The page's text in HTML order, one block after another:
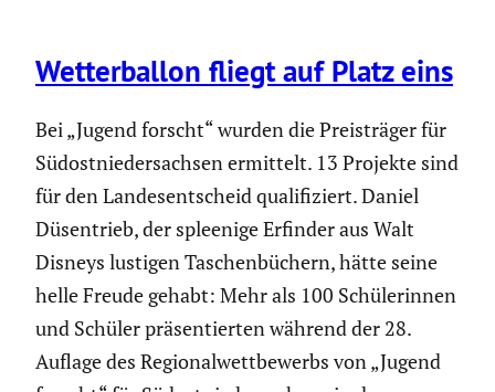
Wetter­ballon fliegt auf Platz eins
Bei „Jugend forscht“ wurden die Preis­träger für
Südost­nie­der­sachsen ermittelt. 13 Projekte sind
für den Landes­ent­scheid quali­fi­ziert. Daniel
Düsen­trieb, der spleenige Erfinder aus Walt
Disneys lustigen Taschen­bü­chern, hätte seine
helle Freude gehabt: Mehr als 100 Schüle­rinnen
und Schüler präsen­tierten während der 28.
Auflage des Regio­nal­wett­be­werbs von „Jugend